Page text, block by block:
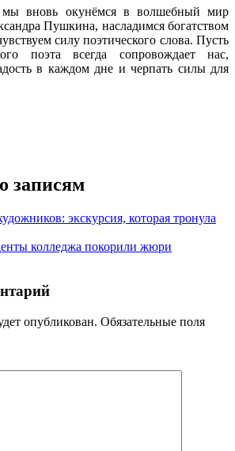
мы вновь окунёмся в волшебный мир
Пушкина, насладимся богатством
силу поэтического слова. Пусть
поэта всегда сопровождает нас,
в каждом дне и черпать силы для
записям
экскурсия, которая тронула
колледжа покорили жюри
опубликован. Обязательные поля